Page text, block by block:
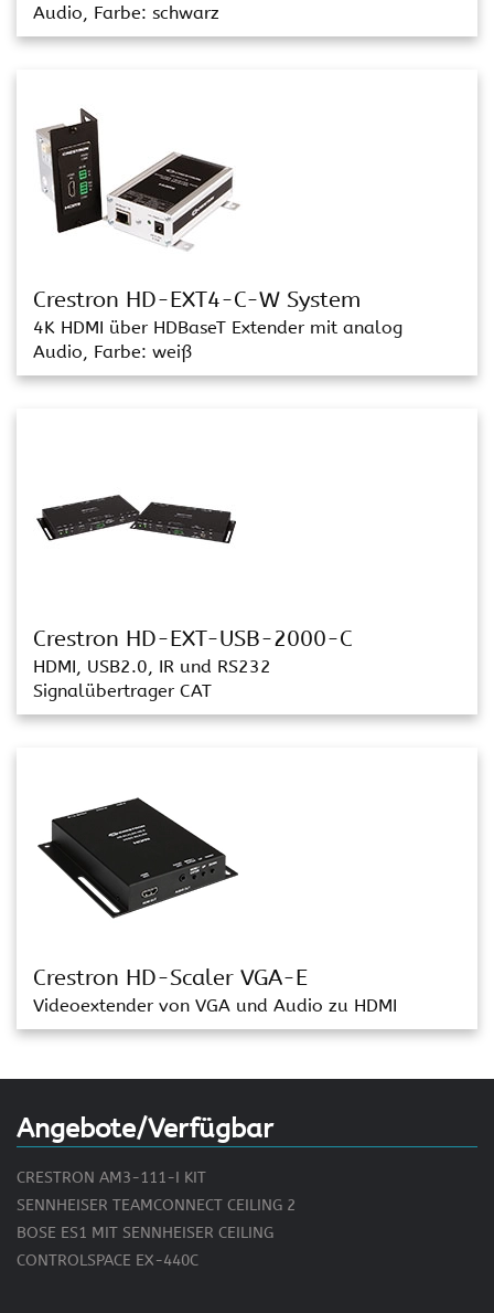
Audio, Farbe: schwarz
Crestron HD-EXT4-C-W System
4K HDMI über HDBaseT Extender mit analog
Audio, Farbe: weiß
Crestron HD-EXT-USB-2000-C
HDMI, USB2.0, IR und RS232
Signalübertrager CAT
Crestron HD-Scaler VGA-E
Videoextender von VGA und Audio zu HDMI
Angebote/Verfügbar
CRESTRON AM3-111-I KIT
SENNHEISER TEAMCONNECT CEILING 2
BOSE ES1 MIT SENNHEISER CEILING
CONTROLSPACE EX-440C